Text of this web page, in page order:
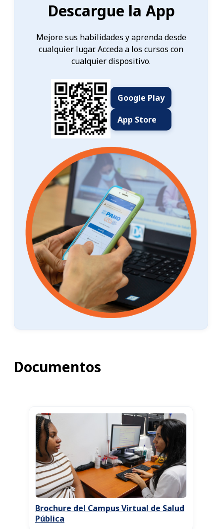
Descargue la App
Mejore sus habilidades y aprenda desde
cualquier lugar. Acceda a los cursos con
cualquier dispositivo.
Google Play
App Store
Documentos
Brochure del Campus Virtual de Salud
Pública